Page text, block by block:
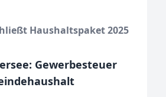
Haushaltspaket 2025
Gewerbesteuer